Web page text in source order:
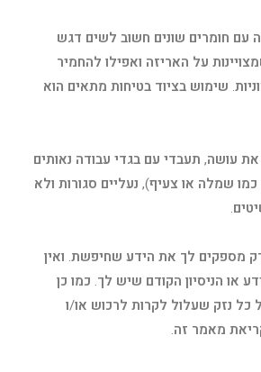
עם חומרים שונים חשוב לשים דגש
על האריזה ואפילו להחמיר
. שימוש בציוד בטיחות מתאים הוא
את עושה, תעבדי עם בגדי עבודה נאותים
כמו שמלה או צעיף), נעליים סגורות ולא
.
מספקים לך את הידע שחיפשת. ואין
או הניסיון הקודם שיש לך. כמו כן
כל נזק שעלול לקרות לרכוש או/ו
מאמר זה.